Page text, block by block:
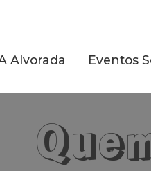
Alvorada Eventos